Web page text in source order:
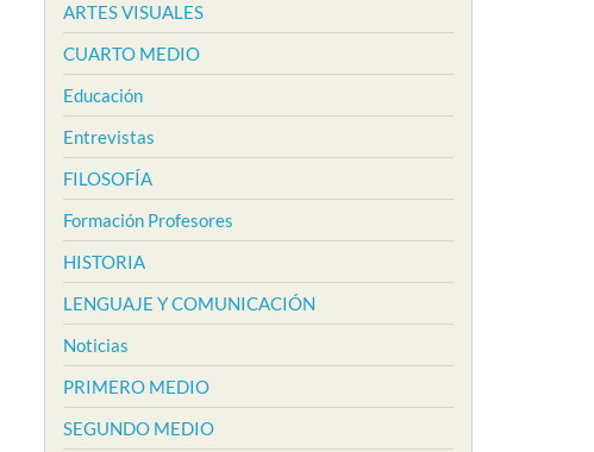
ARTES VISUALES
CUARTO MEDIO
Educación
Entrevistas
FILOSOFÍA
Formación Profesores
HISTORIA
LENGUAJE Y COMUNICACIÓN
Noticias
PRIMERO MEDIO
SEGUNDO MEDIO